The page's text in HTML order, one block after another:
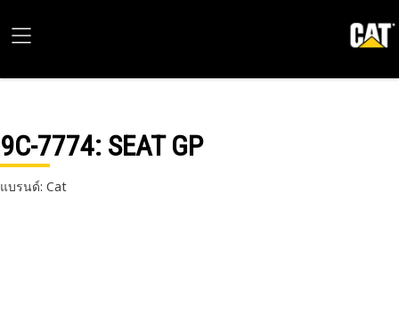
9C-7774: SEAT GP
แบรนด์: Cat